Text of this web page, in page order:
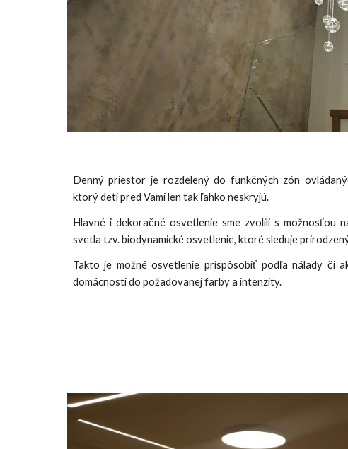
Denný priestor je rozdelený do funkčných zón
ktorý deti pred Vami len tak ľahko neskryjú.
Hlavné i dekoračné osvetlenie sme zvolili s možnosťou
svetla tzv. biodynamické osvetlenie, ktoré sleduje
Takto je možné osvetlenie prispôsobiť podľa nálady či
domácnosti do požadovanej farby a intenzity.